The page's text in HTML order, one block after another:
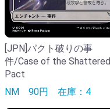
[JPN]パクト破りの事
件/Case of the Shattered
Pact
NM 90円 在庫：4